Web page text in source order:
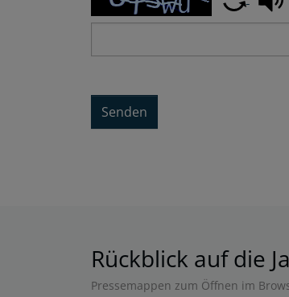
Senden
Rückblick auf die
Pressemappen zum Öffnen im